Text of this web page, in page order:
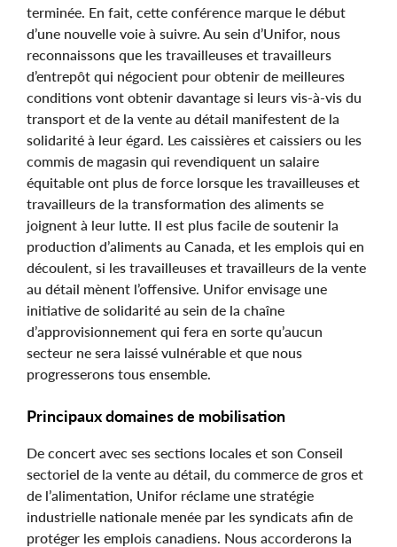
terminée. En fait, cette conférence marque le début
d’une nouvelle voie à suivre. Au sein d’Unifor, nous
reconnaissons que les travailleuses et travailleurs
d’entrepôt qui négocient pour obtenir de meilleures
conditions vont obtenir davantage si leurs vis-à-vis du
transport et de la vente au détail manifestent de la
solidarité à leur égard. Les caissières et caissiers ou les
commis de magasin qui revendiquent un salaire
équitable ont plus de force lorsque les travailleuses et
travailleurs de la transformation des aliments se
joignent à leur lutte. Il est plus facile de soutenir la
production d’aliments au Canada, et les emplois qui en
découlent, si les travailleuses et travailleurs de la vente
au détail mènent l’offensive. Unifor envisage une
initiative de solidarité au sein de la chaîne
d’approvisionnement qui fera en sorte qu’aucun
secteur ne sera laissé vulnérable et que nous
progresserons tous ensemble.
Principaux domaines de mobilisation
De concert avec ses sections locales et son Conseil
sectoriel de la vente au détail, du commerce de gros et
de l’alimentation, Unifor réclame une stratégie
industrielle nationale menée par les syndicats afin de
protéger les emplois canadiens. Nous accorderons la